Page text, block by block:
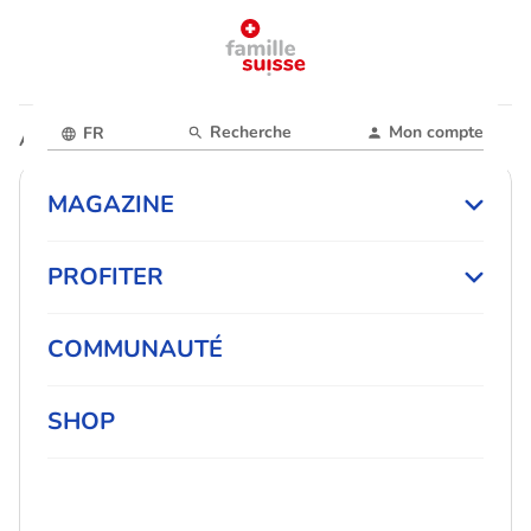
FR Recherche Mon compte
MAGAZINE
PROFITER
COMMUNAUTÉ
SHOP
Accueil Magazine